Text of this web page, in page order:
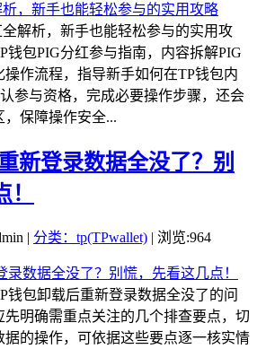
解析，新手也能轻松参与的实用攻
钱包PIG分红参与指南，内容拆解PIG
作流程，指导新手如何在TP钱包内
参与资格，完成必要操作步骤，还会
保障操作安全...
新登录数据全没了？别
| 分类：tp(TPwallet) | 浏览:964
钱包卸载后重新登录数据全没了的问
明确需重点关注的几个排查要点，切
的操作，可依据这些要点逐一核实情